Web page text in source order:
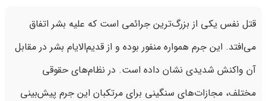
قتل نفس یکی از بزرگ‌ترین جرائمی است که علیه بشر اتفاق
می‌افتد. این جرم همواره منفور بوده و از قدیم‌الایام بشر در مقابل
آن واکنش شدیدی نشان داده است. در نظام‌های حقوقی
مختلف، مجازات‌های سنگینی برای مرتکبان این جرم پیش‌بینی